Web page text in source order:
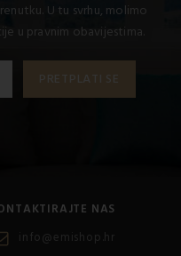
U tu svrhu, molimo
u pravnim obavijestima.
NAS
info@emishop.hr